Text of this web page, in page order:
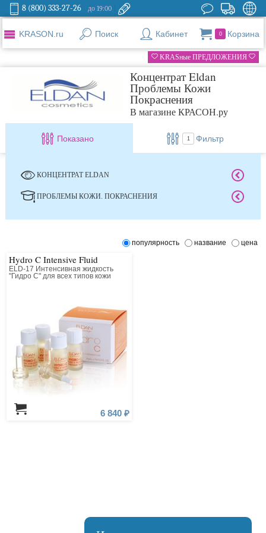
8 (800) 333-27-26 до 19:00
KRASON.ru Поиск Кабинет 0 Корзина
KRASные ПРЕДЛОЖЕНИЯ
Концентрат Eldan
Проблемы Кожи
Покраснения
В магазине КРАСОН.ру
Показано 1 Фильтр
КОНЦЕНТРАТ ELDAN
ПРОБЛЕМЫ КОЖИ. ПОКРАСНЕНИЯ
популярность название цена
Hydro C Intensive Fluid
ELD-17 Интенсивная жидкость
"Гидро С" для всех типов кожи
6 840 ₽